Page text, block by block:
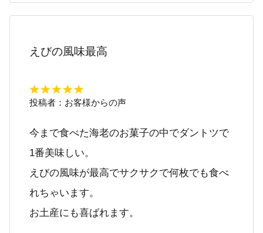
えびの風味最高
投稿者： お客様からの声
今まで食べた海老のお菓子の中でダントツで
1番美味しい。
えびの風味が最高でサクサクで何枚でも食べ
れちゃいます。
お土産にも喜ばれます。